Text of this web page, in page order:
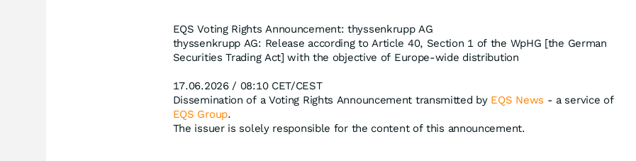
EQS Voting Rights Announcement: thyssenkrupp AG
thyssenkrupp AG: Release according to Article 40, Section 1 of the WpHG [the German
Securities Trading Act] with the objective of Europe-wide distribution
17.06.2026 / 08:10 CET/CEST
Dissemination of a Voting Rights Announcement transmitted by EQS News - a service of
EQS Group.
The issuer is solely responsible for the content of this announcement.